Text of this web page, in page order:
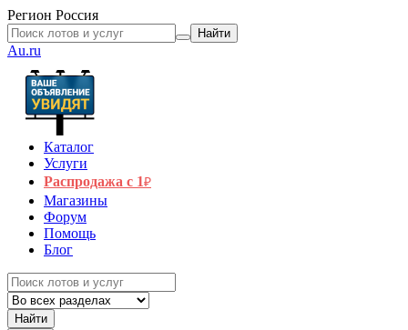
Регион Россия
Найти
Au.ru
Каталог
Услуги
Распродажа с 1₽
Магазины
Форум
Помощь
Блог
Найти